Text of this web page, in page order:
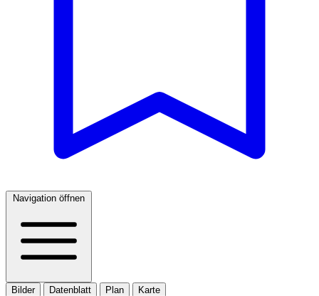
Navigation öffnen
Bilder Datenblatt Plan Karte